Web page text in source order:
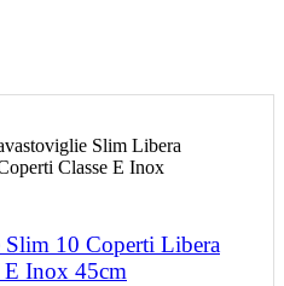
10 Coperti Libera
E Inox 45cm